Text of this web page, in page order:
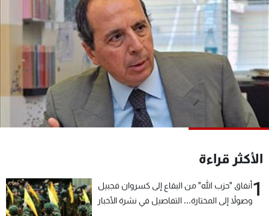
الأكثر قراءة
1أنفاق "حزب الله" من البقاع إلى كسروان فجبيل
وصولاً إلى المختارة... التفاصيل في نشرة الأخبار
منوعات رياضة
كأس العالم
البرامج
جدول البرامج
شاهد البرامج
عن MTV
الإنـتـاج
وظائف
تواصل معنا
شروط الإسـتخدام